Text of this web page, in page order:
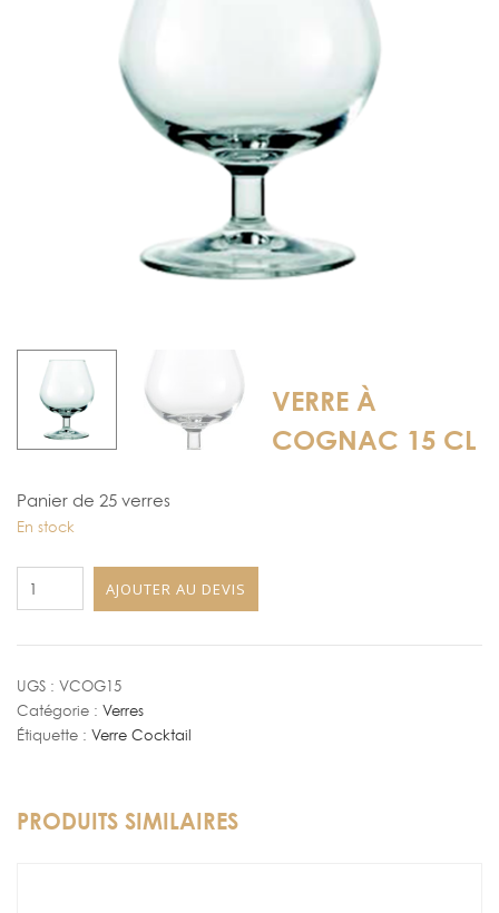
VERRE À
COGNAC 15 CL
Panier de 25 verres
En stock
de
Cognac
15
cl
AJOUTER AU DEVIS
UGS : VCOG15
Catégorie : Verres
Étiquette : Verre Cocktail
PRODUITS SIMILAIRES